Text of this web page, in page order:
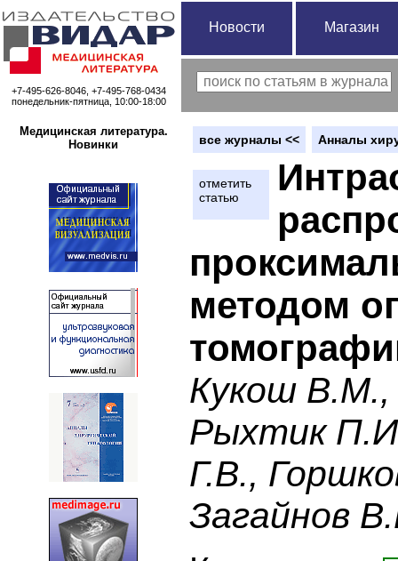
+7-495-626-8046, +7-495-768-0434
понедельник-пятница, 10:00-18:00
Новости Магазин
Медицинская литература.
Новинки
вce журналы << Анналы
отметить
статью
методом
Кукош В.М.,
Рыхтик
Г.В.,
Загайнов